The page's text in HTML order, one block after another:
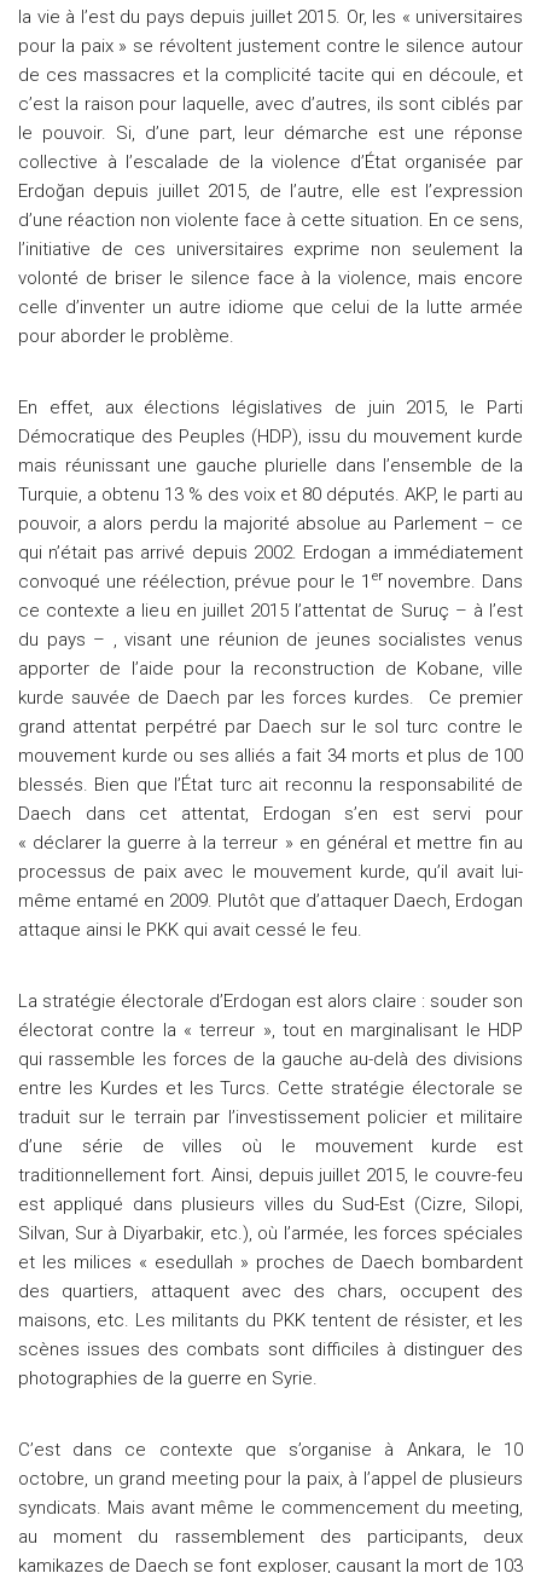
la vie à l’est du pays depuis juillet 2015. Or, les « universitaires
pour la paix » se révoltent justement contre le silence autour
de ces massacres et la complicité tacite qui en découle, et
c’est la raison pour laquelle, avec d’autres, ils sont ciblés par
le pouvoir. Si, d’une part, leur démarche est une réponse
collective à l’escalade de la violence d’État organisée par
Erdoğan depuis juillet 2015, de l’autre, elle est l’expression
d’une réaction non violente face à cette situation. En ce sens,
l’initiative de ces universitaires exprime non seulement la
volonté de briser le silence face à la violence, mais encore
celle d’inventer un autre idiome que celui de la lutte armée
pour aborder le problème.
En effet, aux élections législatives de juin 2015, le Parti
Démocratique des Peuples (HDP), issu du mouvement kurde
mais réunissant une gauche plurielle dans l’ensemble de la
Turquie, a obtenu 13 % des voix et 80 députés. AKP, le parti au
pouvoir, a alors perdu la majorité absolue au Parlement – ce
qui n’était pas arrivé depuis 2002. Erdogan a immédiatement
convoqué une réélection, prévue pour le 1 ernovembre. Dans
ce contexte a lieu en juillet 2015 l’attentat de Suruç – à l’est
du pays – , visant une réunion de jeunes socialistes venus
apporter de l’aide pour la reconstruction de Kobane, ville
kurde sauvée de Daech par les forces kurdes. Ce premier
grand attentat perpétré par Daech sur le sol turc contre le
mouvement kurde ou ses alliés a fait 34 morts et plus de 100
blessés. Bien que l’État turc ait reconnu la responsabilité de
Daech dans cet attentat, Erdogan s’en est servi pour
« déclarer la guerre à la terreur » en général et mettre fin au
processus de paix avec le mouvement kurde, qu’il avait lui-
même entamé en 2009. Plutôt que d’attaquer Daech, Erdogan
attaque ainsi le PKK qui avait cessé le feu.
La stratégie électorale d’Erdogan est alors claire : souder son
électorat contre la « terreur », tout en marginalisant le HDP
qui rassemble les forces de la gauche au-delà des divisions
entre les Kurdes et les Turcs. Cette stratégie électorale se
traduit sur le terrain par l’investissement policier et militaire
d’une série de villes où le mouvement kurde est
traditionnellement fort. Ainsi, depuis juillet 2015, le couvre-feu
est appliqué dans plusieurs villes du Sud-Est (Cizre, Silopi,
Silvan, Sur à Diyarbakir, etc.), où l’armée, les forces spéciales
et les milices « esedullah » proches de Daech bombardent
des quartiers, attaquent avec des chars, occupent des
maisons, etc. Les militants du PKK tentent de résister, et les
scènes issues des combats sont difficiles à distinguer des
photographies de la guerre en Syrie.
C’est dans ce contexte que s’organise à Ankara, le 10
octobre, un grand meeting pour la paix, à l’appel de plusieurs
syndicats. Mais avant même le commencement du meeting,
au moment du rassemblement des participants, deux
kamikazes de Daech se font exploser, causant la mort de 103